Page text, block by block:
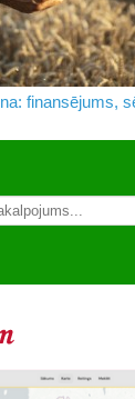
finansējums,